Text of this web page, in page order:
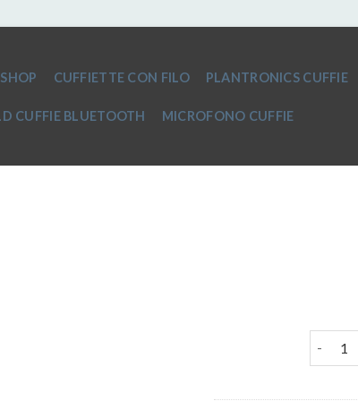
SHOP CUFFIETTE CON FILO PLANTRONICS CUFFIE
CUFFIE BLUETOOTH MICROFONO CUFFIE